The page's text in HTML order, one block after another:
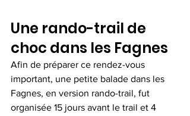
Une rando-trail de
choc dans les Fagnes
Afin de préparer ce rendez-vous
important, une petite balade dans les
Fagnes, en version rando-trail, fut
organisée 15 jours avant le trail et 4